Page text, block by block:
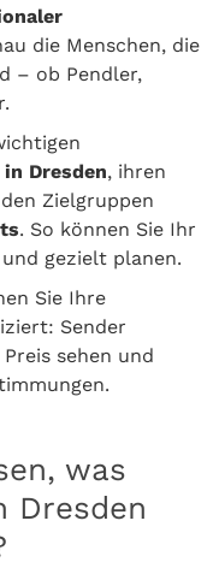
die Menschen, die
– ob Pendler,
Dresden, ihren
Zielgruppen
. So können Sie Ihr
gezielt planen.
Sie Ihre
Sender
sehen und
was
Dresden